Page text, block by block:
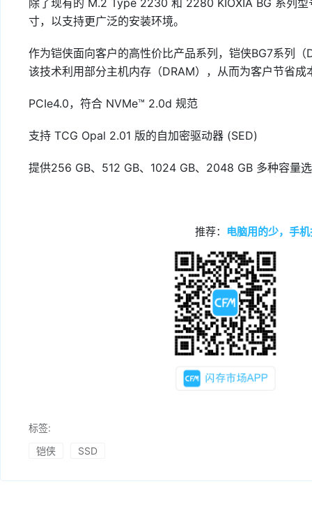
除了现有的 M.2 Type 2230 和 2280 KIOXIA BG 系列
寸，以支持更广泛的安装环境。
作为铠侠面向客户的高性价比产品系列，铠侠BG7系列
该技术利用部分主机内存（DRAM），从而为客户节省成
PCIe4.0，符合 NVMe™ 2.0d 规范
支持 TCG Opal 2.01 版的自加密驱动器 (SED)
提供256 GB、512 GB、1024 GB、2048 GB 多种容量
推荐： 电脑用的少，手
标签:
铠侠
SSD